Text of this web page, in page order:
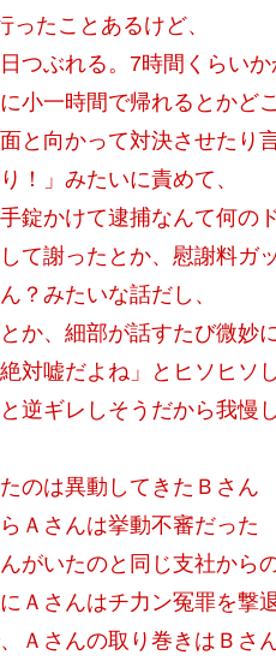
ったことあるけど、
つぶれる。7時間くらい
小一時間で帰れるとかど
と向かって対決させたり
！」みたいに責めて、
錠かけて逮捕なんて何の
て謝ったとか、慰謝料ガ
？みたいな話だし、
か、細部が話すたび微妙
対嘘だよね」とヒソヒソ
逆ギレしそうだから我慢
のは異動してきたＢさん
Ａさんは挙動不審だった
がいたのと同じ支社から
Ａさんはチ力ン冤罪を撃
Ａさんの取り巻きはＢさ